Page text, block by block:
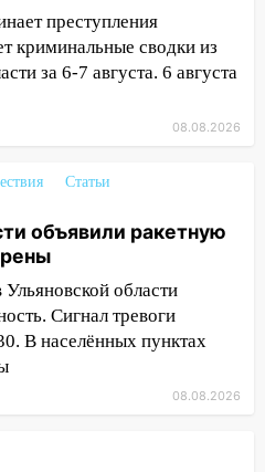
транспортные
акцию «Час
один день
мужчина
страйкбольную
область
непогода: град
купить иномарку
760 тысяч рублей
районе
и Chevrolet:
преступления
криминальные сводки из
за 6-7 августа. 6 августа
08.08.2026
Статьи
объявили ракетную
области
Сигнал тревоги
В населённых пунктах
08.08.2026